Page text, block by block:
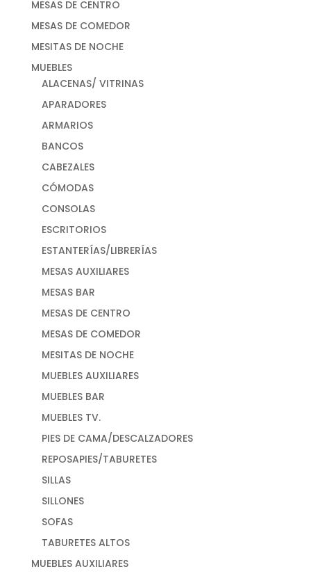
MESAS DE CENTRO
MESAS DE COMEDOR
MESITAS DE NOCHE
MUEBLES
ALACENAS/ VITRINAS
APARADORES
ARMARIOS
BANCOS
CABEZALES
CÓMODAS
CONSOLAS
ESCRITORIOS
ESTANTERÍAS/LIBRERÍAS
MESAS AUXILIARES
MESAS BAR
MESAS DE CENTRO
MESAS DE COMEDOR
MESITAS DE NOCHE
MUEBLES AUXILIARES
MUEBLES BAR
MUEBLES TV.
PIES DE CAMA/DESCALZADORES
REPOSAPIES/TABURETES
SILLAS
SILLONES
SOFAS
TABURETES ALTOS
MUEBLES AUXILIARES